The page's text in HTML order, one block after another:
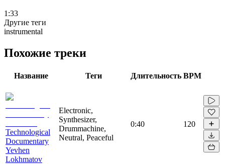
1:33
Другие теги
instrumental
Похожие треки
Название Теги Длительность BPM
Technological
Documentary
Yevhen
Lokhmatov
Electronic,
Synthesizer,
Drummachine,
Neutral, Peaceful
0:40 120